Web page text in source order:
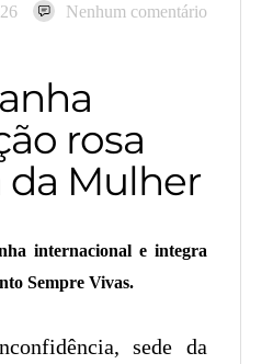
Nenhum comentário
rosa
da Mulher
internacional e integra
Sempre Vivas.
sede da